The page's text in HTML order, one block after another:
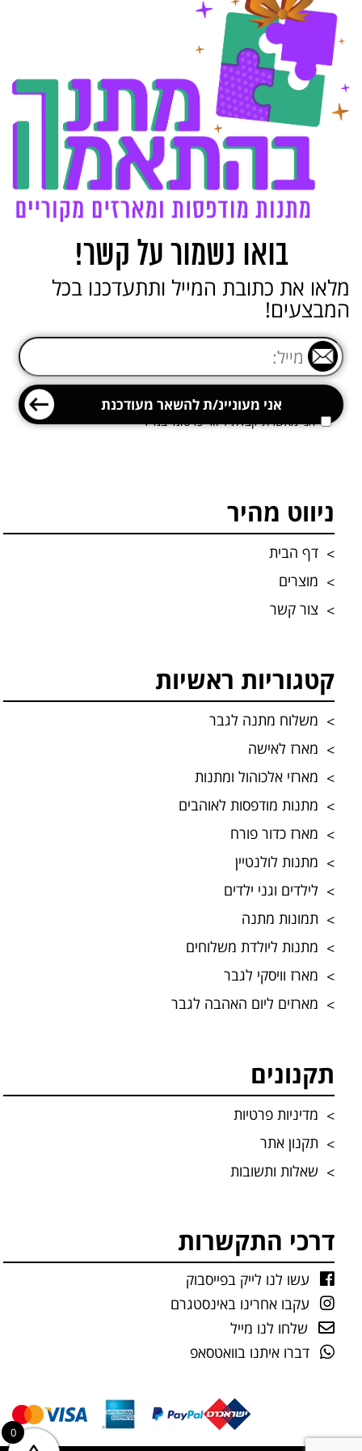
בואו נשמור על קשר!
מלאו את כתובת המייל ותתעדכנו בכל
המבצעים!
אני מאשרת קבלת דיוור פרסומי במייל
ניווט מהיר
דף הבית
מוצרים
צור קשר
קטגוריות ראשיות
משלוח מתנה לגבר
מארז לאישה
מארזי אלכוהול ומתנות
מתנות מודפסות לאוהבים
מארז כדור פורח
מתנות לולנטיין
לילדים וגני ילדים
תמונות מתנה
מתנות ליולדת משלוחים
מארז וויסקי לגבר
מארזים ליום האהבה לגבר
תקנונים
מדיניות פרטיות
תקנון אתר
שאלות ותשובות
דרכי התקשרות
עשו לנו לייק בפייסבוק
עקבו אחרינו באינסטגרם
שלחו לנו מייל
דברו איתנו בוואטסאפ
0